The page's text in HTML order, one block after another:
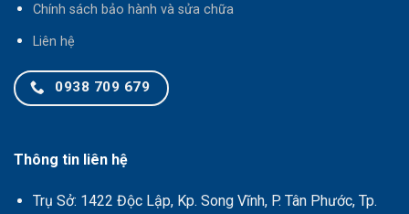
Chính sách bảo hành và sửa chữa
Liên hệ
0938 709 679
Thông tin liên hệ
Trụ Sở: 1422 Độc Lập, Kp. Song Vĩnh, P. Tân Phước, Tp.